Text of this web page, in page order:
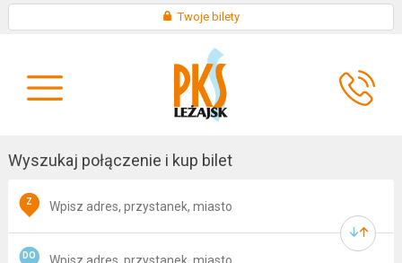
Skip
to
Twoje bilety
×
FIRMIE
Wyszukaj połączenie i kup bilet
Z
DO